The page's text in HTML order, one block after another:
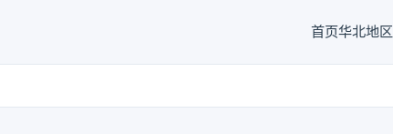
首页华北地区